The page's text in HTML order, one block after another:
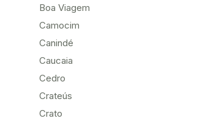
Boa Viagem
Camocim
Canindé
Caucaia
Cedro
Crateús
Crato